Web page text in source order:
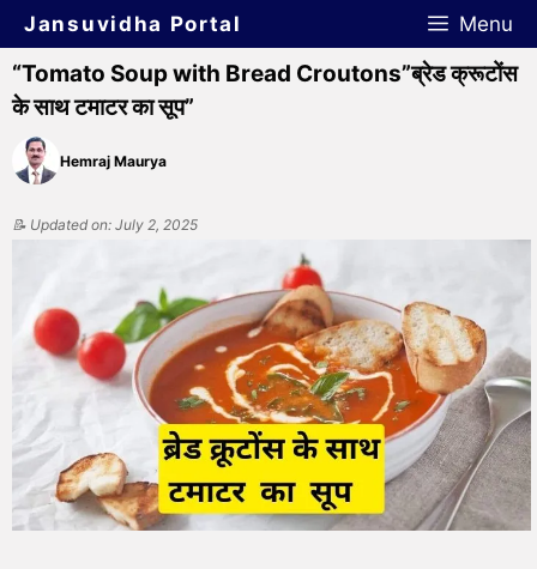
Jansuvidha Portal Menu
“Tomato Soup with Bread Croutons”ब्रेड क्रूटोंस
के साथ टमाटर का सूप”
Hemraj Maurya
📝 Updated on: July 2, 2025